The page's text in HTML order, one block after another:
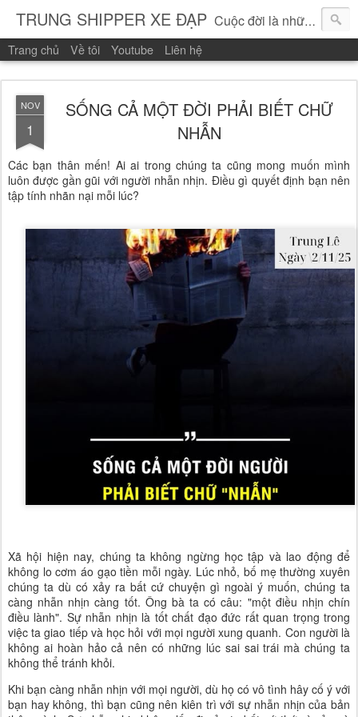
TRUNG SHIPPER XE ĐẠP Cuộc đời là những vòng quay!
Trang chủ Về tôi Youtube Liên hệ
NOV
1
SỐNG CẢ MỘT ĐỜI PHẢI BIẾT CHỮ
NHẪN
Các bạn thân mến! Ai ai trong chúng ta cũng mong muốn mình
luôn được gần gũi với người nhẫn nhịn. Điều gì quyết định bạn nên
tập tính nhãn nại mỗi lúc?
Xã hội hiện nay, chúng ta không ngừng học tập và lao động để
không lo cơm áo gạo tiền mỗi ngày. Lúc nhỏ, bố mẹ thường xuyên
chúng ta dù có xảy ra bất cứ chuyện gì ngoài ý muốn, chúng ta
càng nhẫn nhịn càng tốt. Ông bà ta có câu: "một điều nhịn chín
điều lành". Sự nhẫn nhịn là tốt chất đạo đức rất quan trọng trong
việc ta giao tiếp và học hỏi với mọi người xung quanh. Con người là
không ai hoàn hảo cả nên có những lúc sai sai trái mà chúng ta
không thể tránh khỏi.
Khi bạn càng nhẫn nhịn với mọi người, dù họ có vô tình hây cố ý với
bạn hay không, thì bạn cũng nên kiên trì với sự nhẫn nhịn của bản